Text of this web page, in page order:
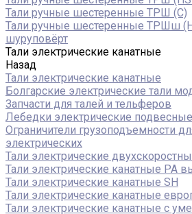
Тали ручные шестеренные ТРШ (С)
Тали ручные шестеренные ТРШш
шуруповёрт
Тали электрические канатные
Назад
Тали электрические канатные
Болгарские электрические тали
Запчасти для талей и тельферов
Лебедки электрические подвесные
Ограничители грузоподъемности
электрических
Тали электрические
Тали электрические канатные PA
Тали электрические канатные SH
Тали электрические канатные
Тали электрические канатные с